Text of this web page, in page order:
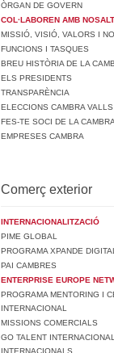
ÒRGAN DE GOVERN
COL·LABOREN AMB
MISSIÓ, VISIÓ, VALORS I
FUNCIONS I TASQUES
BREU HISTÒRIA DE LA
ELS PRESIDENTS
TRANSPARÈNCIA
ELECCIONS CAMBRA
FES-TE SOCI DE LA CAMBRA
EMPRESES CAMBRA
Comerç exterior
INTERNACIONALITZACIÓ
PIME GLOBAL
PROGRAMA XPANDE DIGITAL
PAI CAMBRES
ENTERPRISE EUROPE
PROGRAMA MENTORING I
INTERNACIONAL
MISSIONS COMERCIALS
GO TALENT
INTERNACIONALS